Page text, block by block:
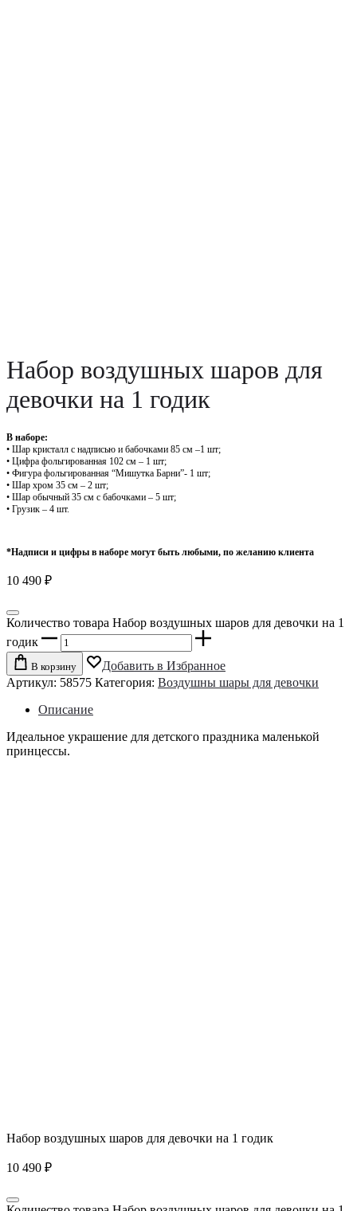
Набор воздушных шаров для
девочки на 1 годик
В наборе:
• Шар кристалл с надписью и бабочками 85 см –1 шт;
• Цифра фольгированная 102 см – 1 шт;
• Фигура фольгированная “Мишутка Барни”- 1 шт;
• Шар хром 35 см – 2 шт;
• Шар обычный 35 см с бабочками – 5 шт;
• Грузик – 4 шт.
*Надписи и цифры в наборе могут быть любыми, по желанию клиента
10 490 ₽
Количество товара Набор воздушных шаров для девочки на 1
годик
В корзину
Добавить в Избранное
Артикул: 58575 Категория: Воздушны шары для девочки
Описание
Идеальное украшение для детского праздника маленькой
принцессы.
Набор воздушных шаров для девочки на 1 годик
10 490 ₽